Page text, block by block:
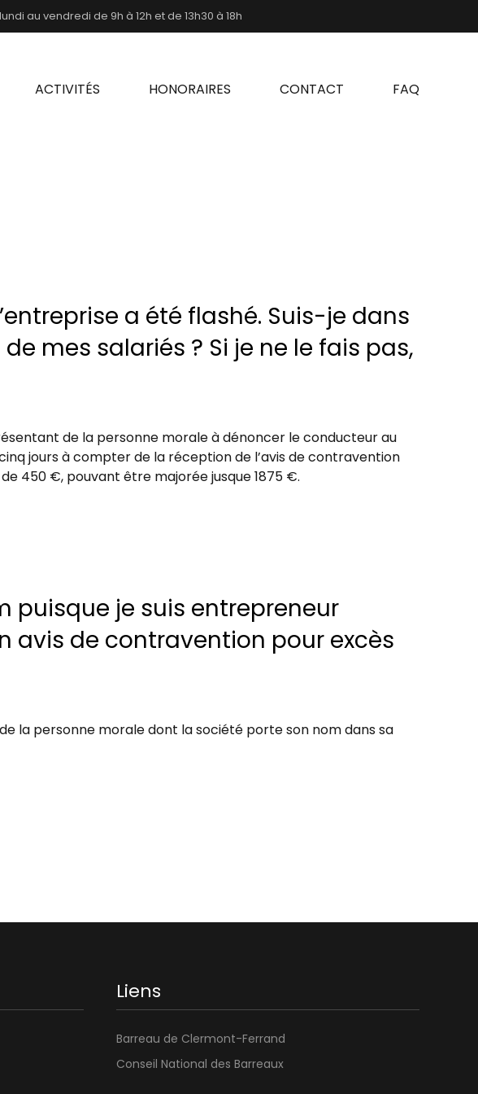
au vendredi de 9h à 12h et de 13h30 à 18h
ACTIVITÉS HONORAIRES CONTACT FAQ
a été flashé. Suis-je dans
mes salariés ? Si je ne le fais pas,
de la personne morale à dénoncer le conducteur au
jours à compter de la réception de l’avis de contravention
450 €, pouvant être majorée jusque 1875 €.
puisque je suis entrepreneur
avis de contravention pour excès
la personne morale dont la société porte son nom dans sa
Liens
Barreau de Clermont-Ferrand
Conseil National des Barreaux